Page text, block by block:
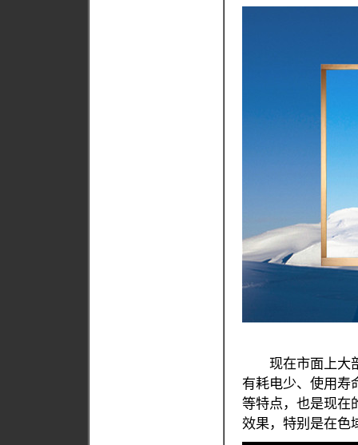
现在市面上大部
有耗电少、使用寿
等特点，也是现在
效果，特别是在色